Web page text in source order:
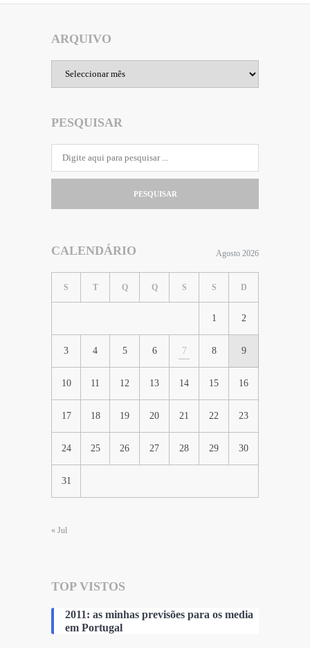
ARQUIVO
PESQUISAR
PESQUISAR
CALENDÁRIO Agosto 2026
S T Q Q S S D
1 2
3 4 5 6 7 8 9
10 11 12 13 14 15 16
17 18 19 20 21 22 23
24 25 26 27 28 29 30
31
« Jul
TOP VISTOS
2011: as minhas previsões para os media
em Portugal